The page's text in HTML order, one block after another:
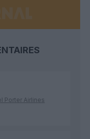
Porter Airlines